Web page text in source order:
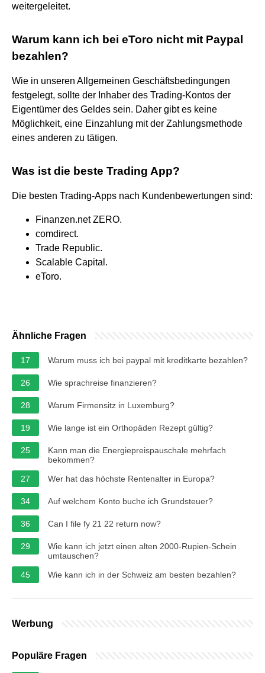
weitergeleitet.
Warum kann ich bei eToro nicht mit Paypal
bezahlen?
Wie in unseren Allgemeinen Geschäftsbedingungen
festgelegt, sollte der Inhaber des Trading-Kontos der
Eigentümer des Geldes sein. Daher gibt es keine
Möglichkeit, eine Einzahlung mit der Zahlungsmethode
eines anderen zu tätigen.
Was ist die beste Trading App?
Die besten Trading-Apps nach Kundenbewertungen sind:
Finanzen.net ZERO.
comdirect.
Trade Republic.
Scalable Capital.
eToro.
Ähnliche Fragen
17 Warum muss ich bei paypal mit kreditkarte bezahlen?
26 Wie sprachreise finanzieren?
28 Warum Firmensitz in Luxemburg?
19 Wie lange ist ein Orthopäden Rezept gültig?
25
Kann man die Energiepreispauschale mehrfach
bekommen?
27
Wer hat das höchste Rentenalter in Europa?
34 Auf welchem Konto buche ich Grundsteuer?
36 Can I file fy 21 22 return now?
29
Wie kann ich jetzt einen alten 2000-Rupien-Schein
umtauschen?
45
Wie kann ich in der Schweiz am besten bezahlen?
Werbung
Populäre Fragen